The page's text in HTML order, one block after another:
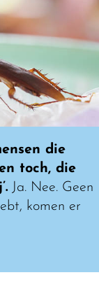
die
toch, die
Ja. Nee. Geen
komen er